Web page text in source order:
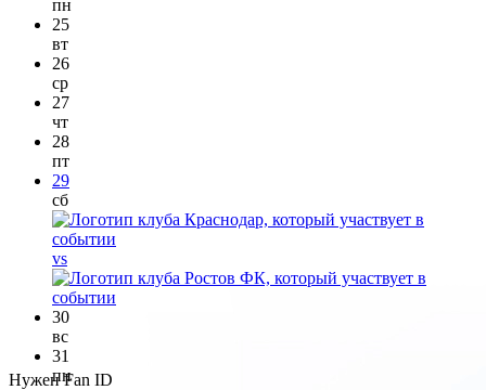
пн
25
вт
26
ср
27
чт
28
пт
29
сб
vs
30
вс
31
пн
Нужен Fan ID